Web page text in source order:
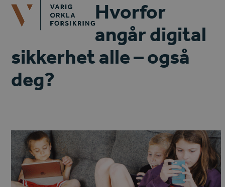
Skip
content
Open
mobile
menu
Close
mobile
menu
Hvorfor
angår digital
sikkerhet alle – også
deg?